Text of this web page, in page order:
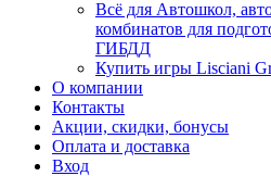
Всё для Автошкол,
комбинатов для
ГИБДД
Купить игры Lisciani
О компании
Контакты
Акции, скидки, бонусы
Оплата и доставка
Вход